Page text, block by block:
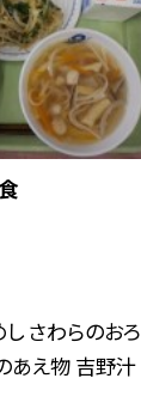
さわらのおろ
あえ物 吉野汁